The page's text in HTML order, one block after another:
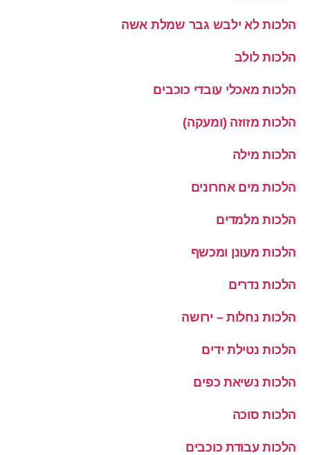
הלכות לא ילבש גבר שמלת אשה
הלכות לולב
הלכות מאכלי עובדי כוכבים
הלכות מזוזה (ומעקה)
הלכות מילה
הלכות מים אחרונים
הלכות מלמדים
הלכות מעונן ומכשף
הלכות נדרים
הלכות נחלות – ירושה
הלכות נטילת ידים
הלכות נשיאת כפים
הלכות סוכה
הלכות עבודת כוכבים